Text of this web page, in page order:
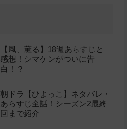
【風、薫る】18週あらすじと
感想！シマケンがついに告
白！？
朝ドラ【ひよっこ】ネタバレ・
あらすじ全話！シーズン2最終
回まで紹介